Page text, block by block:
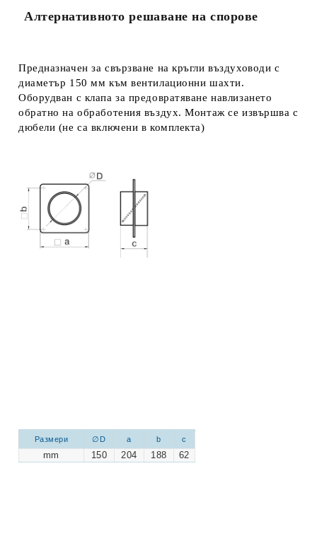
Алтернативното решаване на спорове
Предназначен за свързване на кръгли въздуховоди с
диаметър 150 мм към вентилационни шахти.
Оборудван с клапа за предовратяване навлизането
обратно на обработения въздух. Монтаж се извършва с
дюбели (не са включени в комплекта)
Размери ∅D a b c
mm 150 204 188 62